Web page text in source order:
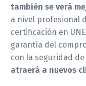
también se verá
a nivel profesional
certificación en
garantía del
con la seguridad
atraerá a nuevos